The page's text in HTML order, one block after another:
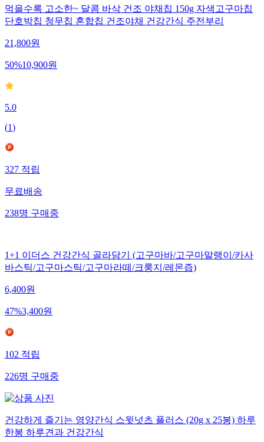
먹을수록 고소한~ 달콤 바삭 건조 야채칩 150g 자색고구마칩
단호박칩 청무칩 혼합칩 건조야채 건강간식 주전부리
21,800원
50%10,900원
5.0
(1)
327적립
무료배송
238명구매중
1+1 이더스 건강간식 골라담기 (고구마바/고구마말랭이/카사
바스틱/고구마스틱/고구마라떼/크룽지/레몬즙)
6,400원
47%3,400원
102적립
226명구매중
건강하게 즐기는 영양간식 스윗넛츠 플러스 (20g x 25봉) 하루
한봉 하루견과 건강간식